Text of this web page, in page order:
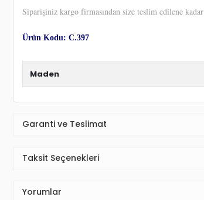
Siparişiniz kargo firmasından size teslim edilene kadar
Ürün Kodu: C.397
Maden
Garanti ve Teslimat
Taksit Seçenekleri
Yorumlar